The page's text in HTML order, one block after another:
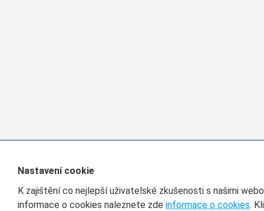
Nastavení cookie
K zajištění co nejlepší uživatelské zkušenosti s našimi
informace o cookies naleznete zde informace o cookies.